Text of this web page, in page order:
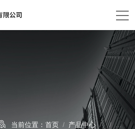
当前位置：首页 / 产品中心/ /炭黑